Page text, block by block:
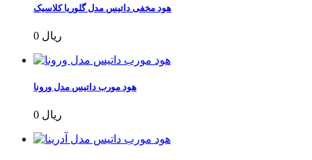
هود مخفی داتیس مدل گلوریا کلاسیک
0 ریال
هود مورب داتیس مدل ورونا
0 ریال